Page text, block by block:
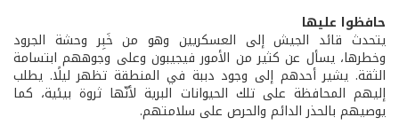
حافظوا عليها
يتحدث قائد الجيش إلى العسكريين وهو من خَبِر وحشة الجرود
وخطرها، يسأل عن كثير من الأمور فيجيبون وعلى وجوههم ابتسامة
الثقة. يشير أحدهم إلى وجود دببة في المنطقة تظهر ليلًا. يطلب
إليهم المحافظة على تلك الحيوانات البرية لأنّها ثروة بيئية، كما
يوصيهم بالحذر الدائم والحرص على سلامتهم.